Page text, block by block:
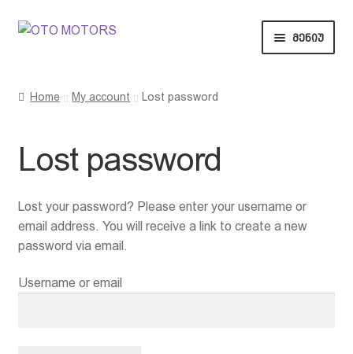
ნავიგაციაზე
შიგთავსზე
მენიუ
საჩუქრები
წესები და პირობები
კონტაქტი
Home My account Lost password
Lost password
Lost your password? Please enter your username or
email address. You will receive a link to create a new
password via email.
Username or email